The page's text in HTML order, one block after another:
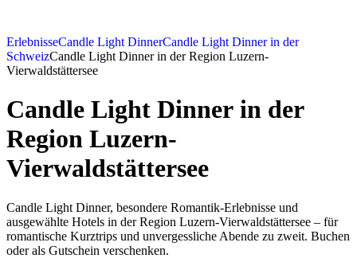
ErlebnisseCandle Light DinnerCandle Light Dinner in der
SchweizCandle Light Dinner in der Region Luzern-
Vierwaldstättersee
Candle Light Dinner in der
Region Luzern-
Vierwaldstättersee
Candle Light Dinner, besondere Romantik-Erlebnisse und
ausgewählte Hotels in der Region Luzern-Vierwaldstättersee – für
romantische Kurztrips und unvergessliche Abende zu zweit. Buchen
oder als Gutschein verschenken.